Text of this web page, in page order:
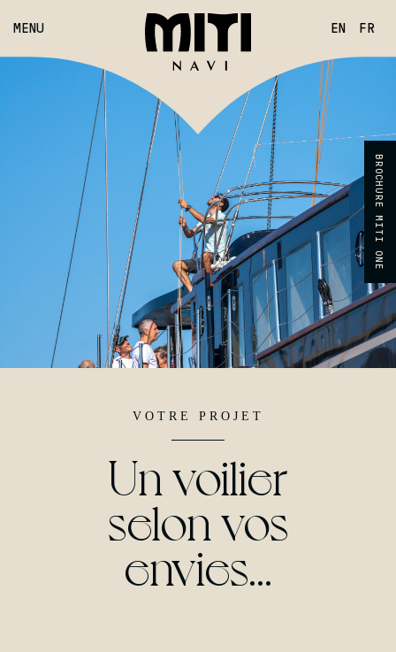
MENU EN FR
MITI NAVI
MITI ONE
LOCATION
RÉPARATION
CHANTIER NAVAL
CONTACT
BROCHURE MITI ONE
VOTRE PROJET
Un voilier
selon vos
envies...